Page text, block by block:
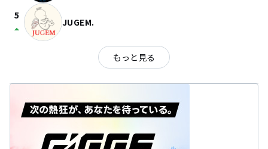
5
arrow_drop_up JUGEM.
もっと見る